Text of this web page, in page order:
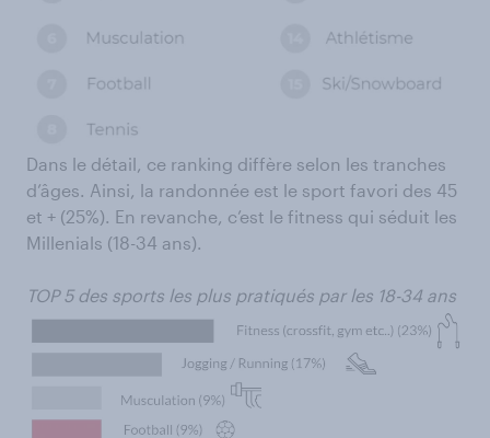
Dans le détail, ce ranking diffère selon les tranches
d’âges. Ainsi, la randonnée est le sport favori des 45
et + (25%). En revanche, c’est le fitness qui séduit les
Millenials (18-34 ans).
TOP 5 des sports les plus pratiqués par les 18-34 ans